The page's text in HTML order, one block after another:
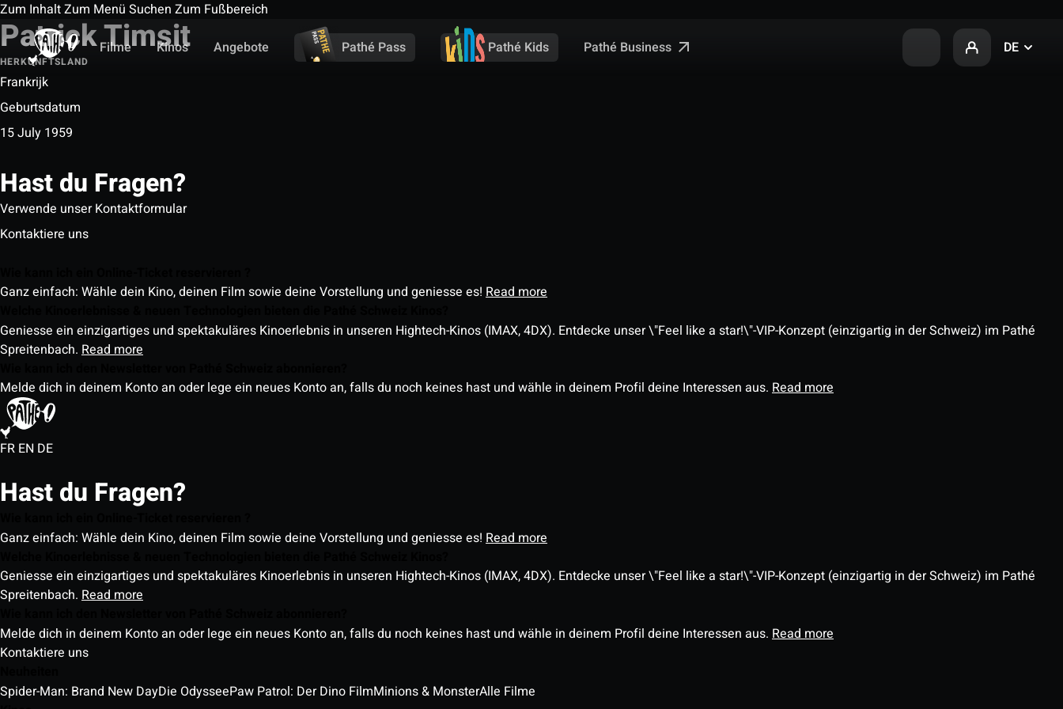
Zum InhaltZum Menü Suchen Zum Fußbereich
Filme
Kinos Angebote Pathé Pass Pathé Kids Pathé Business DE
Patrick Timsit
HERKUNFTSLAND
Frankrijk
Geburtsdatum
15 July 1959
Hast du Fragen?
Verwende unser Kontaktformular
Kontaktiere uns
Ganz einfach: Wähle dein Kino, deinen Film sowie deine Vorstellung und geniesse es! Read more
Geniesse ein einzigartiges und spektakuläres Kinoerlebnis in unseren Hightech-Kinos (IMAX, 4DX). Entdecke unser \"Feel like a star!\"-VIP-Konzept (einzigartig in der Schweiz) im Pathé
Spreitenbach. Read more
Melde dich in deinem Konto an oder lege ein neues Konto an, falls du noch keines hast und wähle in deinem Profil deine Interessen aus. Read more
FR EN DE
Hast du Fragen?
Ganz einfach: Wähle dein Kino, deinen Film sowie deine Vorstellung und geniesse es! Read more
Geniesse ein einzigartiges und spektakuläres Kinoerlebnis in unseren Hightech-Kinos (IMAX, 4DX). Entdecke unser \"Feel like a star!\"-VIP-Konzept (einzigartig in der Schweiz) im Pathé
Spreitenbach. Read more
Melde dich in deinem Konto an oder lege ein neues Konto an, falls du noch keines hast und wähle in deinem Profil deine Interessen aus. Read more
Kontaktiere uns
Spider-Man: Brand New DayDie OdysseePaw Patrol: Der Dino FilmMinions & MonsterAlle Filme